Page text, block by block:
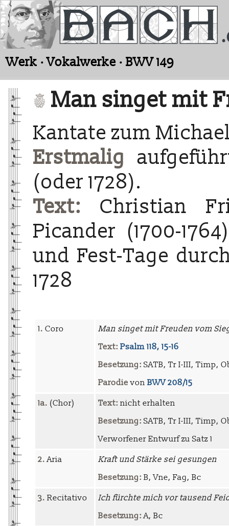
Werk · Vokalwerke · BWV 149
Man singet mit
Kantate zum
Erstmalig
(oder 1728).
Text: Christian
Picander (1700-
und Fest-Tage
1728
1. Coro
Man singet mit Freuden vom
Text: Psalm 118, 15-16
Besetzung: SATB, Tr I-III, Timp,
Parodie von BWV 208/15
1a. (Chor) Text: nicht erhalten
Besetzung: SATB, Tr I-III, Timp,
Verworfener Entwurf zu Satz 1
2.Aria
Kraft und Stärke sei gesungen
Besetzung: B, Vne, Fag, Bc
3. Recitativo
Ich fürchte mich vor tausend
Besetzung:A, Bc